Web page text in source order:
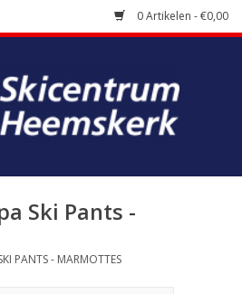
0 Artikelen - €0,00
Ski Pants -
PANTS - MARMOTTES